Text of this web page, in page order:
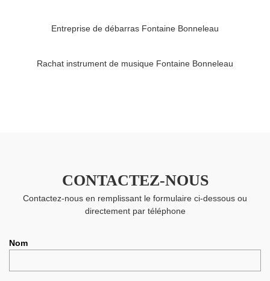
Entreprise de débarras Fontaine Bonneleau
Rachat instrument de musique Fontaine Bonneleau
CONTACTEZ-NOUS
Contactez-nous en remplissant le formulaire ci-dessous ou
directement par téléphone
Nom